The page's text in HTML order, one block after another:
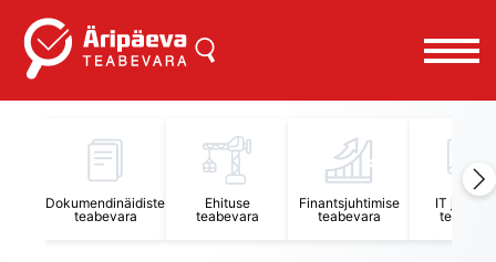
Dokumendinäidiste
teabevara
Ehituse
teabevara
Finantsjuhtimise
teabevara
IT